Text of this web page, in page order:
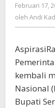
Februari 17,
oleh Andi
kembali
Nasional
Bupati